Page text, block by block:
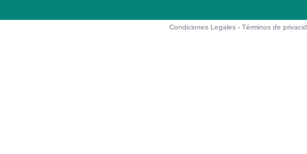
Condiciones Legales -Términos de